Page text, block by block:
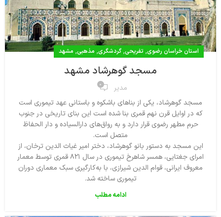
استان خراسان رضوی, تفریحی,گردشگری, مذهبی, مشهد
مسجد گوهرشاد مشهد
مدیر 0
مسجد گوهرشاد، يكي از بناهاي باشكوه و باستاني عهد تيموري است
كه در اوايل قرن نهم قمري بنا شده است اين بناي تاريخي در جنوب
حرم مطهر رضوي قرار دارد و به رواق‌‌هاي دارالسياده و دار الحفاظ
متصل است.
اين مسجد به دستور بانو گوهرشاد، دختر امير غياث الدين ترخان، از
امراي جغتايي، همسر شاهرخ تيموري در سال ۸۲۱ قمري توسط معمار
معروف ايراني، قوام الدين شيرازي، با به‌كارگيري سبك معماري دوران
تيموري ساخته شد.
ادامه مطلب